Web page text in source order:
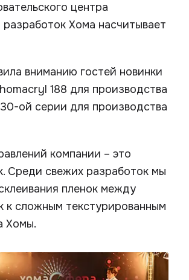
центра
Хома насчитывает
вниманию гостей новинки
188 для производства
ой серии для производства
компании – это
Среди свежих разработок мы
пленок между
к сложным текстурированным
Хомы.